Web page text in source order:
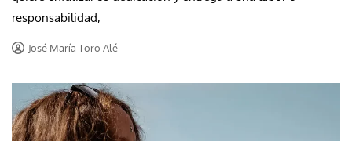
responsabilidad,
José María Toro Alé